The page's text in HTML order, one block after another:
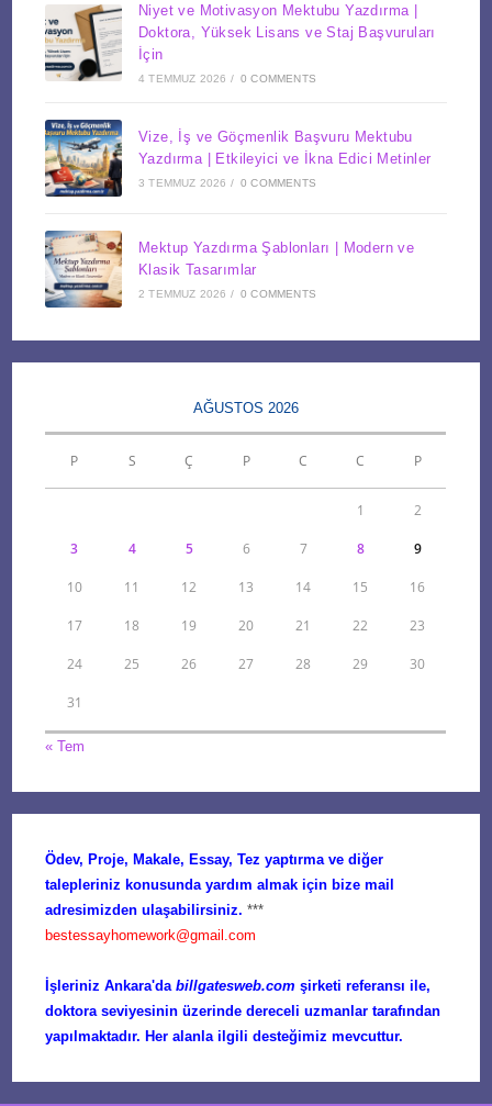
Niyet ve Motivasyon Mektubu Yazdırma |
Doktora, Yüksek Lisans ve Staj Başvuruları
İçin
4 TEMMUZ 2026 / 0 COMMENTS
Vize, İş ve Göçmenlik Başvuru Mektubu
Yazdırma | Etkileyici ve İkna Edici Metinler
3 TEMMUZ 2026 / 0 COMMENTS
Mektup Yazdırma Şablonları | Modern ve
Klasik Tasarımlar
2 TEMMUZ 2026 / 0 COMMENTS
AĞUSTOS 2026
P S Ç P C C P
1 2
3 4 5 6 7 8 9
10 11 12 13 14 15 16
17 18 19 20 21 22 23
24 25 26 27 28 29 30
31
« Tem
Ödev, Proje, Makale, Essay, Tez yaptırma ve diğer
talepleriniz konusunda yardım almak için bize mail
adresimizden ulaşabilirsiniz. ***
bestessayhomework@gmail.com
İşleriniz Ankara'dabillgatesweb.com şirketi referansı ile,
doktora seviyesinin üzerinde dereceli uzmanlar tarafından
yapılmaktadır. Her alanla ilgili desteğimiz mevcuttur.